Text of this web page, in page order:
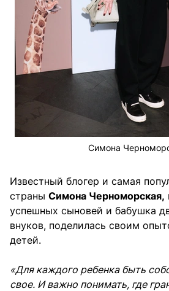
Симона
Известный блогер и самая
страны Симона Черноморская,
успешных сыновей и бабушка
внуков, поделилась своим
детей.
«Для каждого ребенка быть
свое. И важно понимать, где